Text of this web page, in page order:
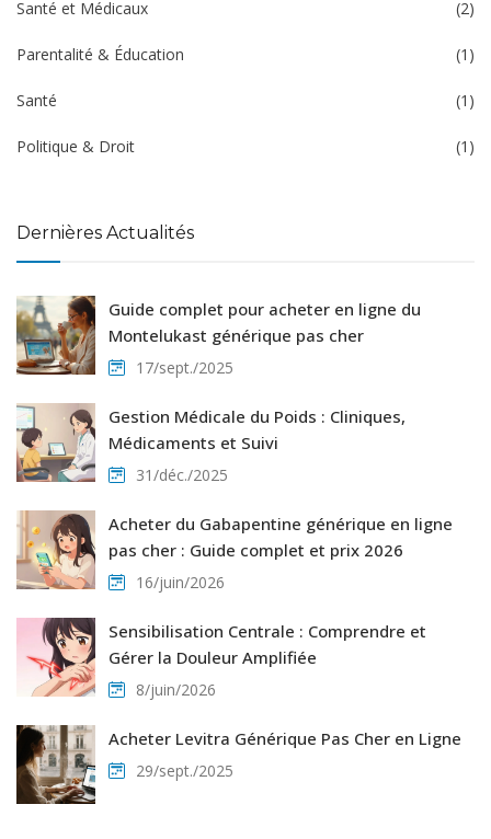
Santé et Médicaux (2)
Parentalité & Éducation (1)
Santé (1)
Politique & Droit (1)
Dernières Actualités
Guide complet pour acheter en ligne du
Montelukast générique pas cher
17/sept./2025
Gestion Médicale du Poids : Cliniques,
Médicaments et Suivi
31/déc./2025
Acheter du Gabapentine générique en ligne
pas cher : Guide complet et prix 2026
16/juin/2026
Sensibilisation Centrale : Comprendre et
Gérer la Douleur Amplifiée
8/juin/2026
Acheter Levitra Générique Pas Cher en Ligne
29/sept./2025